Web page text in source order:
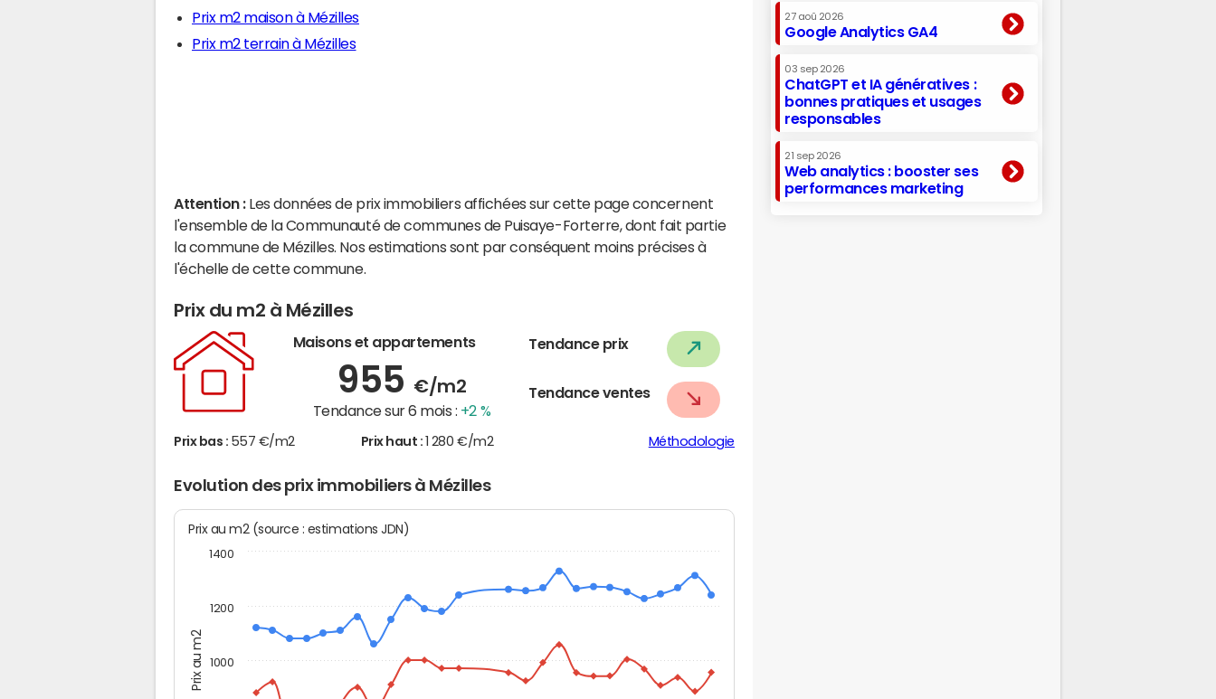
Prix m2 maison à Mézilles
Prix m2 terrain à Mézilles
Attention : Les données de prix immobiliers affichées sur cette page concernent
l'ensemble de la Communauté de communes de Puisaye-Forterre, dont fait partie
la commune de Mézilles. Nos estimations sont par conséquent moins précises à
l'échelle de cette commune.
Prix du m2 à Mézilles
Maisons et appartements
955 €/m2
Tendance sur 6 mois : +2 %
Tendance prix
Tendance ventes
Prix bas : 557 €/m2 Prix haut : 1 280 €/m2 Méthodologie
Evolution des prix immobiliers à Mézilles
Prix au m2
Prix au m2 (source : estimations JDN)
1000
1200
1400
27 aoû 2026
Google Analytics GA4
03 sep 2026
ChatGPT et IA génératives :
bonnes pratiques et usages
responsables
21 sep 2026
Web analytics : booster ses
performances marketing